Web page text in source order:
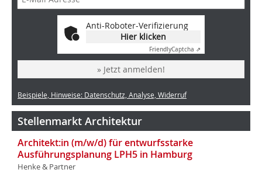
Anti-Roboter-Verifizierung
Hier klicken
FriendlyCaptcha ⇗
» Jetzt anmelden!
Beispiele, Hinweise: Datenschutz, Analyse, Widerruf
Stellenmarkt Architektur
Architekt:in (m/w/d) für entwurfsstarke
Ausführungsplanung LPH5 in Hamburg
Henke & Partner